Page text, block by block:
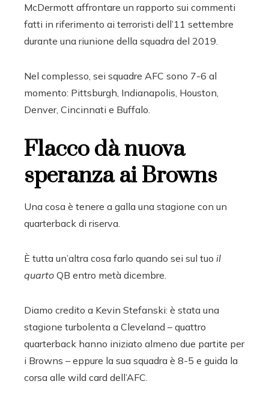
McDermott affrontare un rapporto sui commenti
fatti in riferimento ai terroristi dell’11 settembre
durante una riunione della squadra del 2019.
Nel complesso, sei squadre AFC sono 7-6 al
momento: Pittsburgh, Indianapolis, Houston,
Denver, Cincinnati e Buffalo.
Flacco dà nuova
speranza ai Browns
Una cosa è tenere a galla una stagione con un
quarterback di riserva.
È tutta un’altra cosa farlo quando sei sul tuo il
quarto QB entro metà dicembre.
Diamo credito a Kevin Stefanski: è stata una
stagione turbolenta a Cleveland – quattro
quarterback hanno iniziato almeno due partite per
i Browns – eppure la sua squadra è 8-5 e guida la
corsa alle wild card dell’AFC.